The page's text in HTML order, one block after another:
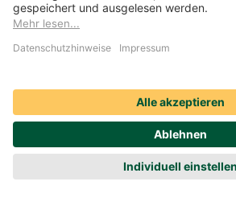
Garantieanpassung: Das
Das gilt nicht für Verträge mit
Fondsshift:Guthabeninnerhalb der
Beiträge reduzieren
Guthaben entnehmen
IhrVertragsguthabendurch
Gibt es eine Todesfallleistung in
meiner privaten